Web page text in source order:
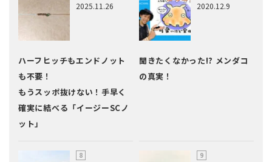
2025.11.26
ハーフヒッチもエンドノット
も不要！
もうスッポ抜けない！手早く
確実に結べる「イージーSCノ
ット」
2020.12.9
聞きたくなかった!? メンダコ
の真実！